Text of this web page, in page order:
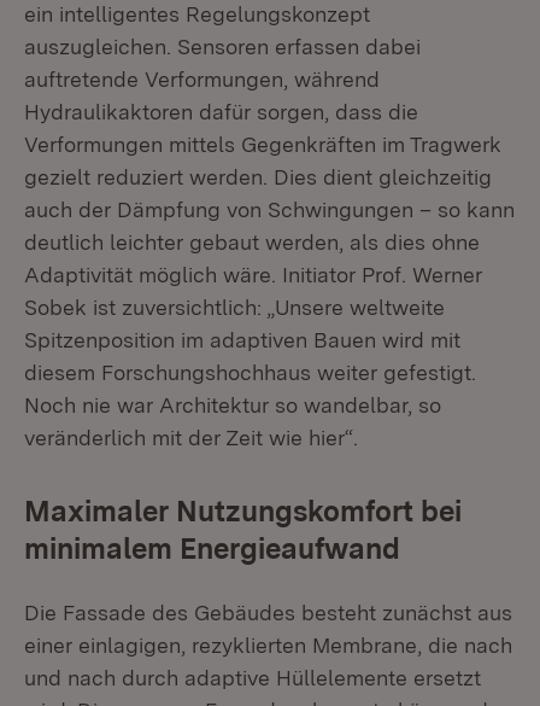
ein intelligentes Regelungskonzept
auszugleichen. Sensoren erfassen dabei
auftretende Verformungen, während
Hydraulikaktoren dafür sorgen, dass die
Verformungen mittels Gegenkräften im Tragwerk
gezielt reduziert werden. Dies dient gleichzeitig
auch der Dämpfung von Schwingungen – so kann
deutlich leichter gebaut werden, als dies ohne
Adaptivität möglich wäre. Initiator Prof. Werner
Sobek ist zuversichtlich: „Unsere weltweite
Spitzenposition im adaptiven Bauen wird mit
diesem Forschungshochhaus weiter gefestigt.
Noch nie war Architektur so wandelbar, so
veränderlich mit der Zeit wie hier“.
Maximaler Nutzungskomfort bei
minimalem Energieaufwand
Die Fassade des Gebäudes besteht zunächst aus
einer einlagigen, rezyklierten Membrane, die nach
und nach durch adaptive Hüllelemente ersetzt